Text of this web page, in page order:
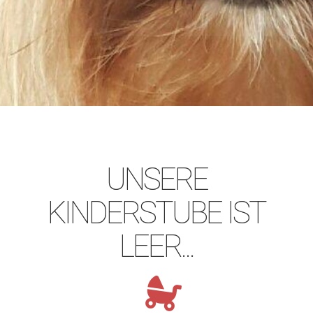
... Info demnächst mehr!
UNSERE
KINDERSTUBE IST
LEER...